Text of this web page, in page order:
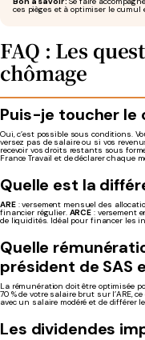
ces pièges et à optimiser le cumul
FAQ : Les
chômage
Puis-je toucher le
Oui, c’est possible sous conditions.
versez pas de salaire ou si vos
recevoir vos droits restants sous
France Travail et de déclarer chaque
Quelle est la
ARE: versement mensuel des
financier régulier. ARCE : versement
de liquidités. Idéal pour financer les
Quelle
président de SAS
La rémunération doit être optimisée
70 % de votre salaire brut sur l’ARE,
avec un salaire modéré et de différer
Les dividendes